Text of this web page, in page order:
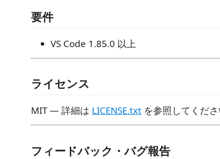
要件
VS Code 1.85.0 以上
ライセンス
MIT — 詳細は LICENSE.txt を参照してくだ
フィードバック・バグ報告